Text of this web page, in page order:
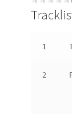
1
2